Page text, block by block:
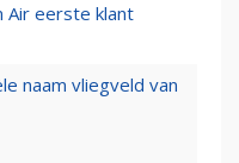
Air eerste klant
naam vliegveld van